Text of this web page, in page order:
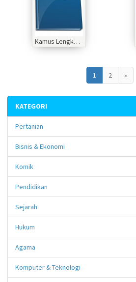
Kamus Lengkap 999 milyar inggris-indonesia
1 2 »
KATEGORI
Pertanian
Bisnis & Ekonomi
Komik
Pendidikan
Sejarah
Hukum
Agama
Komputer & Teknologi